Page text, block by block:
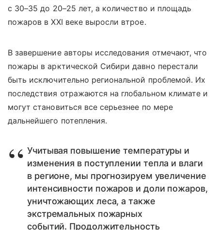
с 30–35 до 20–25 лет, а количество и площадь
пожаров в XXI веке выросли втрое.
В завершение авторы исследования отмечают, что
пожары в арктической Сибири давно перестали
быть исключительно региональной проблемой. Их
последствия отражаются на глобальном климате и
могут становиться все серьезнее по мере
дальнейшего потепления.
Учитывая повышение температуры и
изменения в поступлении тепла и влаги
в регионе, мы прогнозируем увеличение
интенсивности пожаров и доли пожаров,
уничтожающих леса, а также
экстремальных пожарных
событий. Продолжительность